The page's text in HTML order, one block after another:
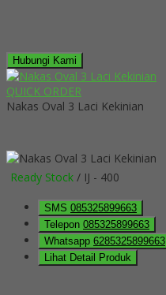
Hubungi Kami
QUICK ORDER
Nakas Oval 3 Laci Kekinian
Ready Stock / IJ - 400
SMS 085325899663
Telepon 085325899663
Whatsapp 6285325899663
Lihat Detail Produk